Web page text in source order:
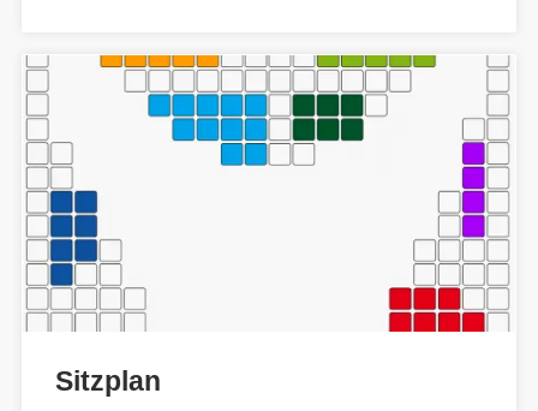
Sitzplan